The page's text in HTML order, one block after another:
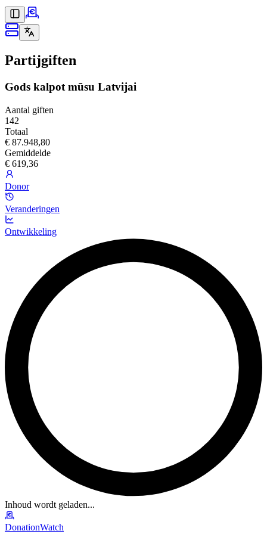
Partijgiften
Gods kalpot mūsu Latvijai
Aantal giften
142
Totaal
€ 87.948,80
Gemiddelde
€ 619,36
Donor
Veranderingen
Ontwikkeling
Inhoud wordt geladen...
DonationWatch